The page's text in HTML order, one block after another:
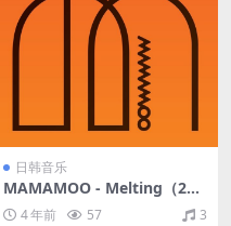
日韩音乐
MAMAMOO - Melting（201
6/FLAC/分轨/313M）
4 年前 57 3